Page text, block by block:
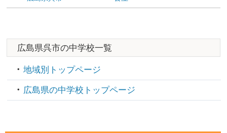
広島県呉市の中学校一覧
地域別トップページ
広島県の中学校トップページ